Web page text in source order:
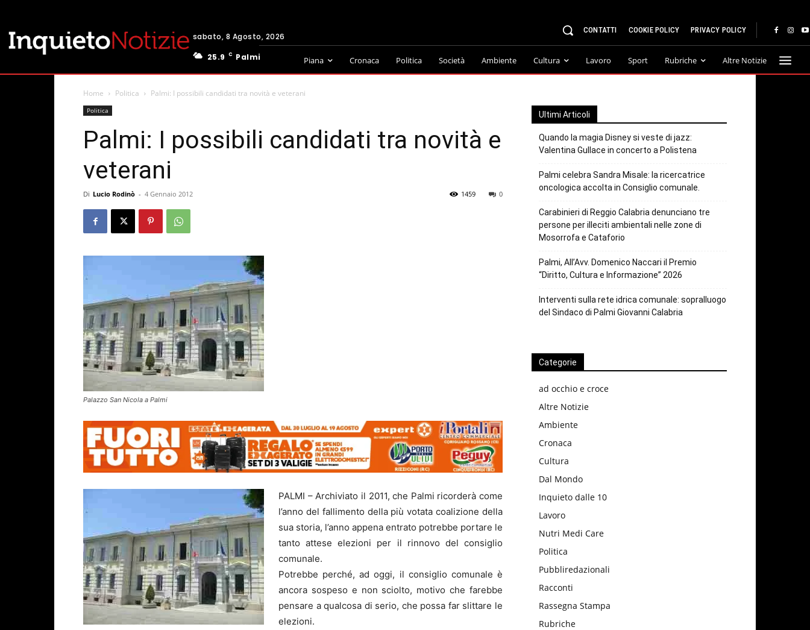
sabato, 8 Agosto, 2026
25.9
C Palmi
CONTATTI COOKIE POLICY PRIVACY POLICY
Piana Cronaca Politica Società Ambiente Cultura Lavoro Sport Rubriche Altre Notizie
Home Politica Palmi: I possibili candidati tra novità e veterani
Politica
Palmi: I possibili candidati tra novità e
veterani
Di Lucio Rodinò - 4 Gennaio 2012 0
1459
Palazzo San Nicola a Palmi
PALMI – Archiviato il 2011, che Palmi ricorderà come
l’anno del fallimento della più votata coalizione della
sua storia, l’anno appena entrato potrebbe portare le
tanto attese elezioni per il rinnovo del consiglio
comunale.
Potrebbe perché, ad oggi, il consiglio comunale è
ancora sospeso e non sciolto, motivo che farebbe
pensare a qualcosa di serio, che possa far slittare le
elezioni.
Ultimi Articoli
Quando la magia Disney si veste di jazz:
Valentina Gullace in concerto a Polistena
Palmi celebra Sandra Misale: la ricercatrice
oncologica accolta in Consiglio comunale.
Carabinieri di Reggio Calabria denunciano tre
persone per illeciti ambientali nelle zone di
Mosorrofa e Cataforio
Palmi, All’Avv. Domenico Naccari il Premio
“Diritto, Cultura e Informazione” 2026
Interventi sulla rete idrica comunale: sopralluogo
del Sindaco di Palmi Giovanni Calabria
Categorie
ad occhio e croce
Altre Notizie
Ambiente
Cronaca
Cultura
Dal Mondo
Inquieto dalle 10
Lavoro
Nutri Medi Care
Politica
Pubbliredazionali
Racconti
Rassegna Stampa
Rubriche